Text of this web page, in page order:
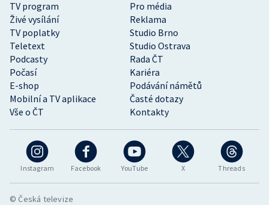
Instagram Facebook YouTube X Threads
TV program
Pro média
Živé vysílání
Reklama
TV poplatky
Studio Brno
Teletext
Studio Ostrava
Podcasty
Rada ČT
Počasí
Kariéra
E-shop
Podávání námětů
Mobilní a TV aplikace
Časté dotazy
Vše o ČT
Kontakty
© Česká televize